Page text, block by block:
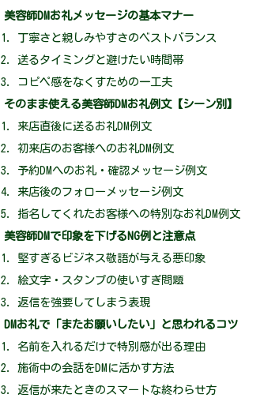
美容師DMお礼メッセージの基本マナー
丁寧さと親しみやすさのベストバランス
送るタイミングと避けたい時間帯
コピペ感をなくすための一工夫
そのまま使える美容師DMお礼例文【シーン別】
来店直後に送るお礼DM例文
初来店のお客様へのお礼DM例文
予約DMへのお礼・確認メッセージ例文
来店後のフォローメッセージ例文
指名してくれたお客様への特別なお礼DM例文
美容師DMで印象を下げるNG例と注意点
堅すぎるビジネス敬語が与える悪印象
絵文字・スタンプの使いすぎ問題
返信を強要してしまう表現
DMお礼で「またお願いしたい」と思われるコツ
名前を入れるだけで特別感が出る理由
施術中の会話をDMに活かす方法
返信が来たときのスマートな終わらせ方